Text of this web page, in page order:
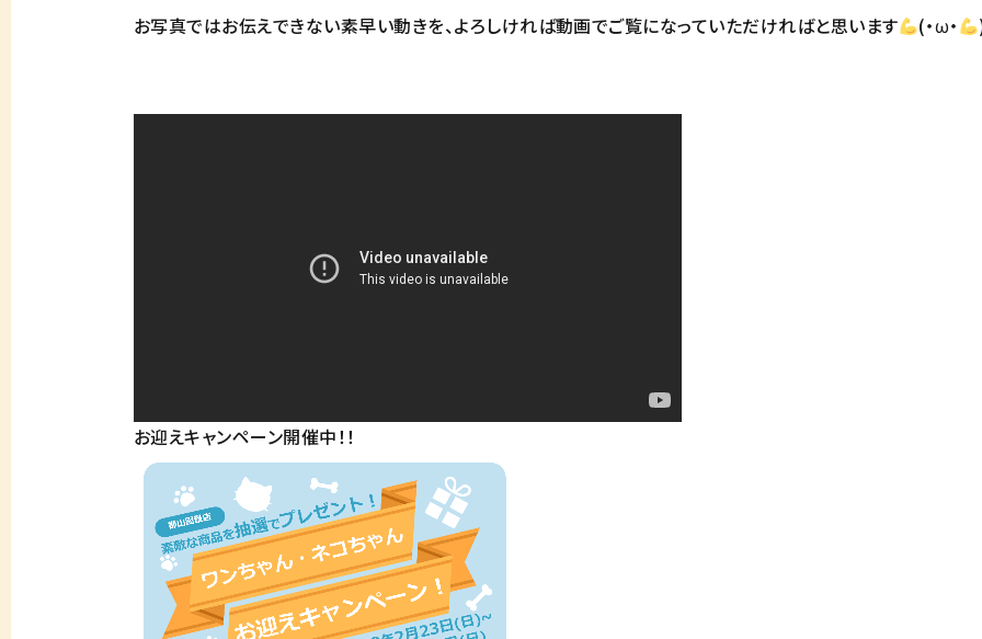
お写真ではお伝えできない素早い動きを、よろしければ動画でご覧になっていただければと思います (・ω・
お迎えキャンペーン開催中！！